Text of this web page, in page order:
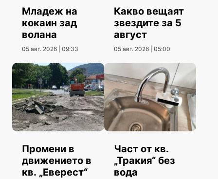
Младеж на
кокаин зад
волана
05 авг. 2026 | 09:33
Какво вещаят
звездите за 5
август
05 авг. 2026 | 05:00
Промени в
движението в
кв. „Еверест“
Част от кв.
„Тракия“ без
вода